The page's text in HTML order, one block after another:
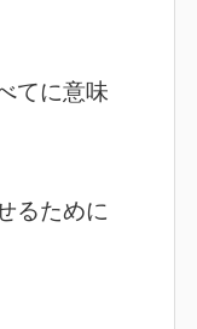
てに意味
るために